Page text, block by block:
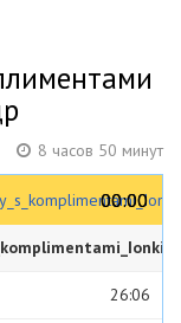
8 часов 50 минут
00:00
00:00
34:39
26:06